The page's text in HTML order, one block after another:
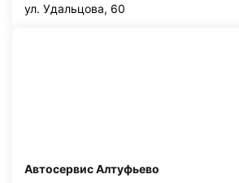
ул. Удальцова, 60
Автосервис Алтуфьево